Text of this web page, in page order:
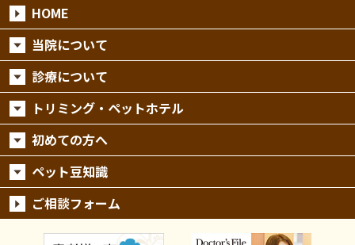
HOME
当院について
診療について
トリミング・ペットホテル
初めての方へ
ペット豆知識
ご相談フォーム